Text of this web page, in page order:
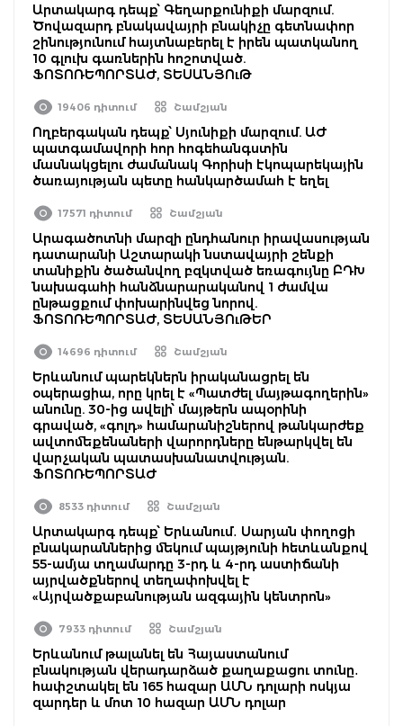
Արտակարգ դեպք՝ Գեղարքունիքի մարզում.
Ծովազարդ բնակավայրի բնակիչը գետնափոր
շինությունում հայտնաբերել է իրեն պատկանող
10 գլուխ գառներին հոշոտված.
ՖՈՏՈՌԵՊՈՐՏԱԺ, ՏԵՍԱՆՅՈւԹ
19406 դիտում Շամշյան
Ողբերգական դեպք՝ Սյունիքի մարզում. ԱԺ
պատգամավորի հոր հոգեհանգստին
մասնակցելու ժամանակ Գորիսի էկոպարեկային
ծառայության պետը հանկարծամահ է եղել
17571 դիտում Շամշյան
Արագածոտնի մարզի ընդհանուր իրավասության
դատարանի Աշտարակի նստավայրի շենքի
տանիքին ծածանվող բզկտված եռագույնը ԲԴԽ
նախագահի հանձնարարականով 1 ժամվա
ընթացքում փոխարինվեց նորով.
ՖՈՏՈՌԵՊՈՐՏԱԺ, ՏԵՍԱՆՅՈւԹԵՐ
14696 դիտում Շամշյան
Երևանում պարեկներն իրականացրել են
օպերացիա, որը կրել է «Պատժել մայթագողերին»
անունը. 30-ից ավելի՝ մայթերն ապօրինի
գրաված, «գոլդ» համարանիշներով թանկարժեք
ավտոմեքենաների վարորդները ենթարկվել են
վարչական պատասխանատվության.
ՖՈՏՈՌԵՊՈՐՏԱԺ
8533 դիտում Շամշյան
Արտակարգ դեպք՝ Երևանում․ Սարյան փողոցի
բնակարաններից մեկում պայթյունի հետևանքով
55-ամյա տղամարդը 3-րդ և 4-րդ աստիճանի
այրվածքներով տեղափոխվել է
«Այրվածքաբանության ազգային կենտրոն»
7933 դիտում Շամշյան
Երևանում թալանել են Հայաստանում
բնակության վերադարձած քաղաքացու տունը․
հափշտակել են 165 հազար ԱՄՆ դոլարի ոսկյա
զարդեր և մոտ 10 հազար ԱՄՆ դոլար